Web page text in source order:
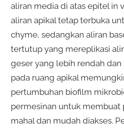
aliran media di atas epitel in
aliran apikal tetap terbuka
chyme, sedangkan aliran
tertutup yang mereplikasi
geser yang lebih rendah
pada ruang apikal
pertumbuhan biofilm
permesinan untuk membuat
mahal dan mudah diakses.